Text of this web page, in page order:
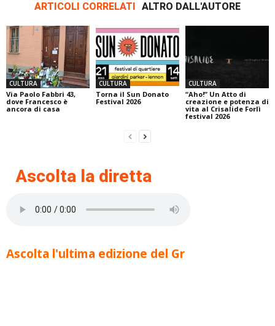
ARTICOLI CORRELATI ALTRO DALL'AUTORE
CULTURA
Via Paolo Fabbri 43,
dove Francesco è
ancora di casa
CULTURA
Torna il Sun Donato
Festival 2026
CULTURA
“Aho!” Un Atto di
creazione e potenza di
vita al Crisalide Forlì
festival 2026
Ascolta la diretta
Ascolta l'ultima edizione del Gr